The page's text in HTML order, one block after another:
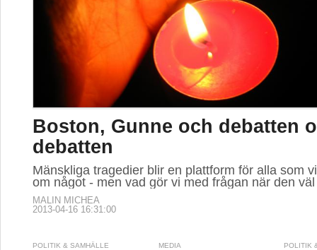
Boston, Gunne och debatten
debatten
Mänskliga tragedier blir en plattform för alla som
om något - men vad gör vi med frågan när den
MALIN MICHEA
2013-04-16 16:31:00
POLITIK & SAMHÄLLE MEDIA POLITIK